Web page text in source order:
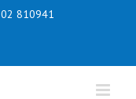
02 810941